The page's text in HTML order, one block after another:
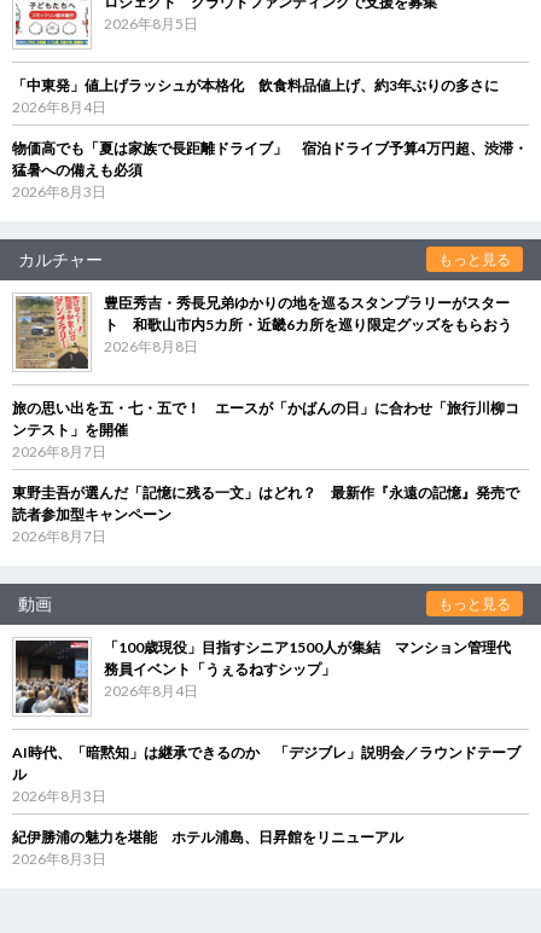
2026年8月5日
「中東発」値上げラッシュが本格化 飲食料品値上げ、約3年ぶりの多さに
2026年8月4日
物価高でも「夏は家族で長距離ドライブ」 宿泊ドライブ予算4万円超、渋滞・
猛暑への備えも必須
2026年8月3日
カルチャー もっと見る
豊臣秀吉・秀長兄弟ゆかりの地を巡るスタンプラリーがスター
ト 和歌山市内5カ所・近畿6カ所を巡り限定グッズをもらおう
2026年8月8日
旅の思い出を五・七・五で！ エースが「かばんの日」に合わせ「旅行川柳コ
ンテスト」を開催
2026年8月7日
東野圭吾が選んだ「記憶に残る一文」はどれ？ 最新作『永遠の記憶』発売で
読者参加型キャンペーン
2026年8月7日
動画 もっと見る
「100歳現役」目指すシニア1500人が集結 マンション管理代
務員イベント「うぇるねすシップ」
2026年8月4日
AI時代、「暗黙知」は継承できるのか 「デジブレ」説明会／ラウンドテーブ
ル
2026年8月3日
紀伊勝浦の魅力を堪能 ホテル浦島、日昇館をリニューアル
2026年8月3日